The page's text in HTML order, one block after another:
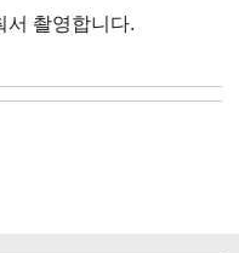
서 촬영합니다.